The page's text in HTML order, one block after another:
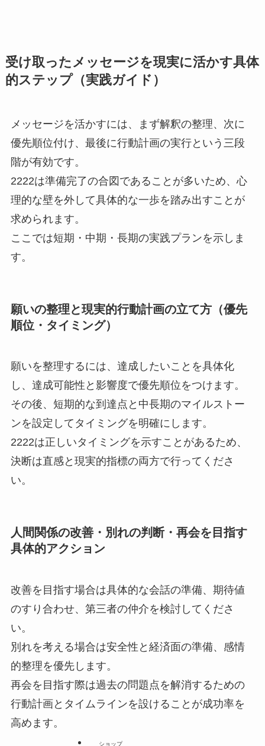
受け取ったメッセージを現実に活かす具体
的ステップ（実践ガイド）
メッセージを活かすには、まず解釈の整理、次に
優先順位付け、最後に行動計画の実行という三段
階が有効です。
2222は準備完了の合図であることが多いため、心
理的な壁を外して具体的な一歩を踏み出すことが
求められます。
ここでは短期・中期・長期の実践プランを示しま
す。
願いの整理と現実的行動計画の立て方（優先
順位・タイミング）
願いを整理するには、達成したいことを具体化
し、達成可能性と影響度で優先順位をつけます。
その後、短期的な到達点と中長期のマイルストー
ンを設定してタイミングを明確にします。
2222は正しいタイミングを示すことがあるため、
決断は直感と現実的指標の両方で行ってくださ
い。
人間関係の改善・別れの判断・再会を目指す
具体的アクション
改善を目指す場合は具体的な会話の準備、期待値
のすり合わせ、第三者の仲介を検討してくださ
い。
別れを考える場合は安全性と経済面の準備、感情
的整理を優先します。
再会を目指す際は過去の問題点を解消するための
行動計画とタイムラインを設けることが成功率を
高めます。
ショップ